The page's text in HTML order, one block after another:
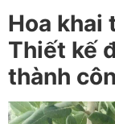
Hoa khai
Thiết kế
thành